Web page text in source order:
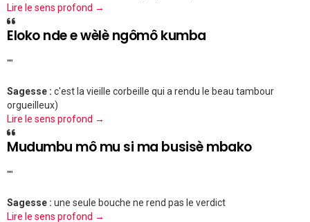
Lire le sens profond →
Eloko nde e wèlè ngômô kumba
""
Sagesse : c'est la vieille corbeille qui a rendu le beau tambour
orgueilleux)
Lire le sens profond →
Mudumbu mô mu si ma busisè mbako
""
Sagesse : une seule bouche ne rend pas le verdict
Lire le sens profond →